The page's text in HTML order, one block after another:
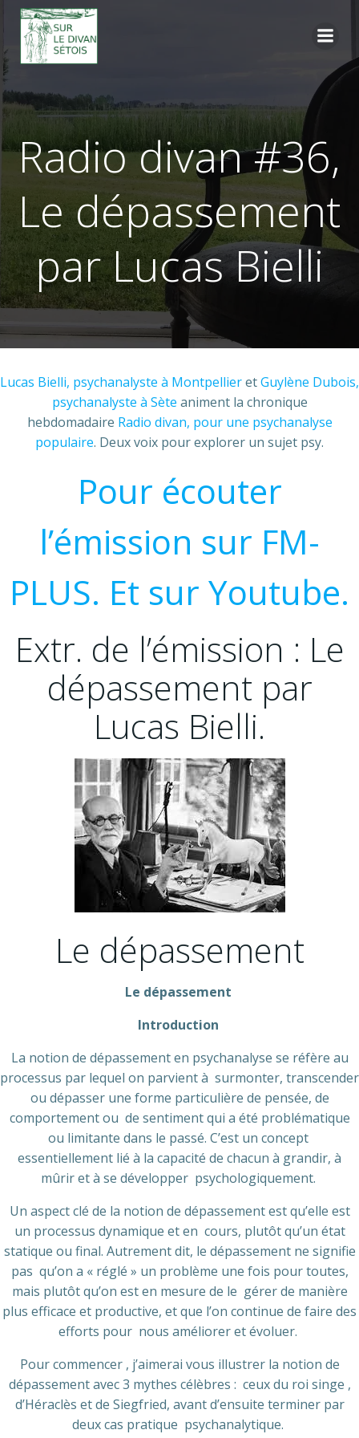
Radio divan #36,
Le dépassement
par Lucas Bielli
Lucas Bielli, psychanalyste à MontpellieretGuylène Dubois,
psychanalyste à Sète animent la chronique
hebdomadaire Radio divan, pour une psychanalyse
populaire. Deux voix pour explorer un sujet psy.
Pour écouter
l’émission sur FM-
PLUS. Et sur Youtube.
Extr. de l’émission : Le
dépassement par
Lucas Bielli.
Le dépassement
Le dépassement
Introduction
La notion de dépassement en psychanalyse se réfère au
processus par lequel on parvient à surmonter, transcender
ou dépasser une forme particulière de pensée, de
comportement ou de sentiment qui a été problématique
ou limitante dans le passé. C’est un concept
essentiellement lié à la capacité de chacun à grandir, à
mûrir et à se développer psychologiquement.
Un aspect clé de la notion de dépassement est qu’elle est
un processus dynamique et en cours, plutôt qu’un état
statique ou final. Autrement dit, le dépassement ne signifie
pas qu’on a « réglé » un problème une fois pour toutes,
mais plutôt qu’on est en mesure de le gérer de manière
plus efficace et productive, et que l’on continue de faire des
efforts pour nous améliorer et évoluer.
Pour commencer , j’aimerai vous illustrer la notion de
dépassement avec 3 mythes célèbres : ceux du roi singe ,
d’Héraclès et de Siegfried, avant d’ensuite terminer par
deux cas pratique psychanalytique.